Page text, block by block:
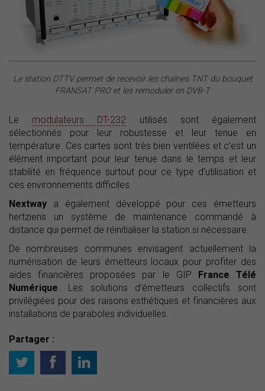
Le station DTTV permet de recevoir les chaînes TNTdu bouquet
FRANSAT PRO et les remoduler en DVB-T
Le modulateurs DT-232 utilisés sont également
sélectionnés pour leur robustesse et leur tenue en
température. Ces cartes sont très bien ventilées et c’est un
élément important pour leur tenue dans le temps et leur
stabilité en fréquence surtout pour ce type d’utilisation et
ces environnements difficiles.
Nextway a également développé pour ces émetteurs
hertziens un système de maintenance commandé à
distance qui permet de réinitialiser la station si nécessaire.
De nombreuses communes envisagent actuellement la
numérisation de leurs émetteurs locaux pour profiter des
aides financières proposées par le GIP
France Télé
Numérique. Les solutions d’émetteurs collectifs sont
privilégiées pour des raisons esthétiques et financières aux
installations de paraboles individuelles.
Partager :